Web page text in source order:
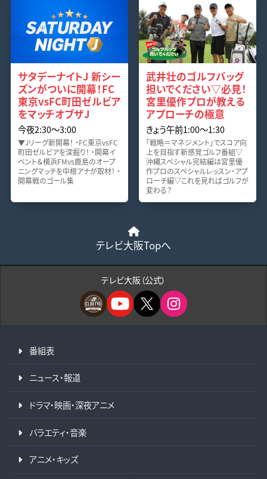
サタデーナイトJ 新シー
ズンがついに開幕！FC
東京vsFC町田ゼルビア
をマッチオブザJ
今夜2:30〜3:00
▼Jリーグ新開幕！ ・FC東京vsFC
町田ゼルビアを深掘り！ ・開幕イ
ベント＆横浜FMvs鹿島のオープ
ニングマッチを中根アナが取材！ ・
開幕戦のゴール集
武井壮のゴルフバッグ
担いでください▽必見！
宮里優作プロが教える
アプローチの極意
きょう午前1:00〜1:30
「戦略＝マネジメント」でスコア向
上を目指す新感覚ゴルフ番組▽
沖縄スペシャル完結編は宮里優
作プロのスペシャルレッスン・アプ
ローチ編▽これを見ればゴルフが
変わる？
テレビ大阪Topへ
テレビ大阪（公式）
番組表
ニュース・報道
ドラマ・映画・深夜アニメ
バラエティ・音楽
アニメ・キッズ